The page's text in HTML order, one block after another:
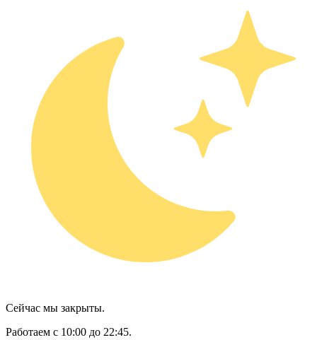
Сейчас мы закрыты.
Работаем с 10:00 до 22:45.